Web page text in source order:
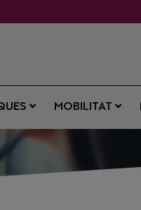
MOBILITAT